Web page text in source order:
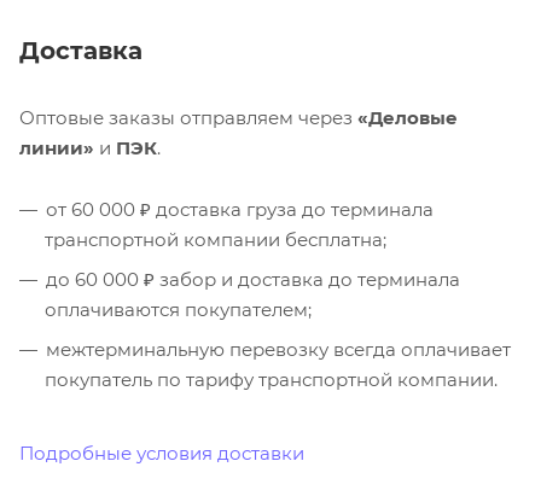
Доставка
Оптовые заказы отправляем через «Деловые
линии» и ПЭК.
от 60 000 ₽ доставка груза до терминала
транспортной компании бесплатна;
до 60 000 ₽ забор и доставка до терминала
оплачиваются покупателем;
межтерминальную перевозку всегда оплачивает
покупатель по тарифу транспортной компании.
Подробные условия доставки